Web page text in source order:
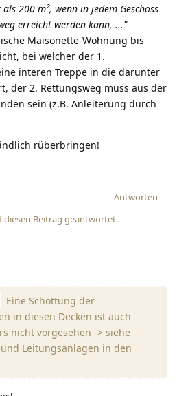
200 m², wenn in jedem Geschoss
erreicht werden kann, ..."
Maisonette-Wohnung bis
bei welcher der 1.
interen Treppe in die darunter
der 2. Rettungsweg muss aus der
sein (z.B. Anleiterung durch
rüberbringen!
Antworten
diesen Beitrag geantwortet.
Eine Schottung der
in diesen Decken ist auch
nicht vorgesehen -> siehe
Leitungsanlagen in den